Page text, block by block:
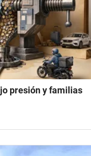
presión y familias